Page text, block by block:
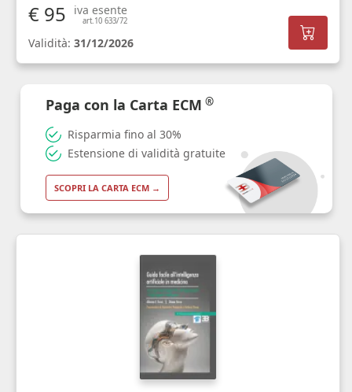
€ 95 iva esente
art.10 633/72
Validità: 31/12/2026
Paga con la Carta ECM ®
Risparmia fino al 30%
Estensione di validità gratuite
SCOPRI LA CARTA ECM →